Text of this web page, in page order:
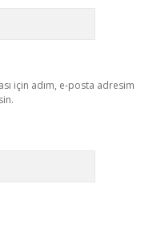
için adım, e-posta adresim